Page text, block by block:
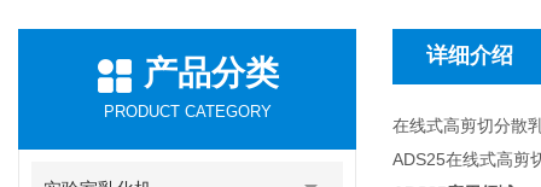
产品分类
PRODUCT CATEGORY
详细介绍
在线式高剪切分散
ADS25在线式高剪